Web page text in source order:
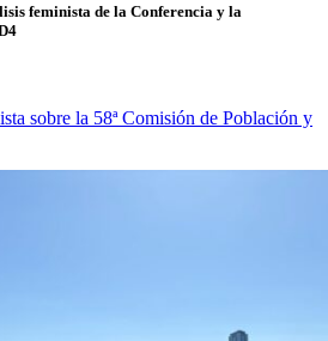
feminista de la Conferencia y la
sobre la 58ª Comisión de Población y